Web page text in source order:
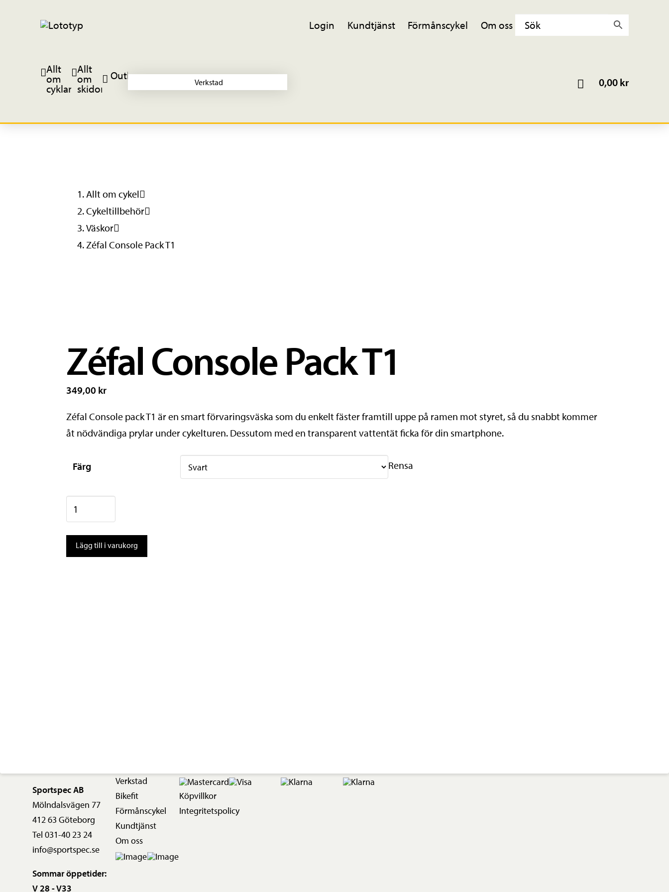
Login Kundtjänst Förmånscykel Om oss
Allt
om
cyklar
Allt
om
skidor
Outlet
Verkstad 0,00kr
Allt om cykel
Cykeltillbehör
Väskor
Zéfal Console Pack T1
Zéfal Console Pack T1
349,00 kr
Zéfal Console pack T1 är en smart förvaringsväska som du enkelt fäster framtill uppe på ramen mot styret, så du snabbt kommer
åt nödvändiga prylar under cykelturen. Dessutom med en transparent vattentät ficka för din smartphone.
Färg Rensa
Zéfal
Console
Pack
Lägg till i varukorg
Sportspec AB
Mölndalsvägen 77
412 63 Göteborg
Tel 031-40 23 24
info@sportspec.se
Sommar öppetider:
V 28 - V33
Verkstad
Bikefit
Förmånscykel
Kundtjänst
Om oss
Köpvillkor
Integritetspolicy